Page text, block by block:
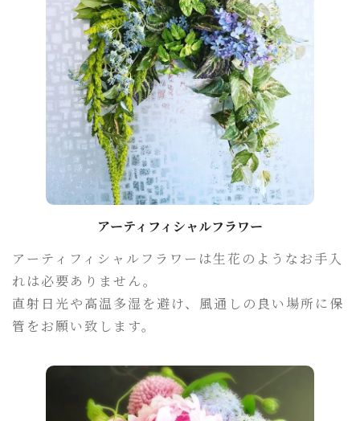
アーティフィシャルフラワー
アーティフィシャルフラワーは生花のようなお手入
れは必要ありません。
直射日光や高温多湿を避け、風通しの良い場所に保
管をお願い致します。